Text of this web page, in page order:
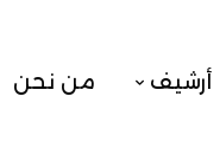
أرشيف من نحن